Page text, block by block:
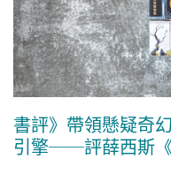
書評》帶領懸疑奇
引擎──評薛西斯《